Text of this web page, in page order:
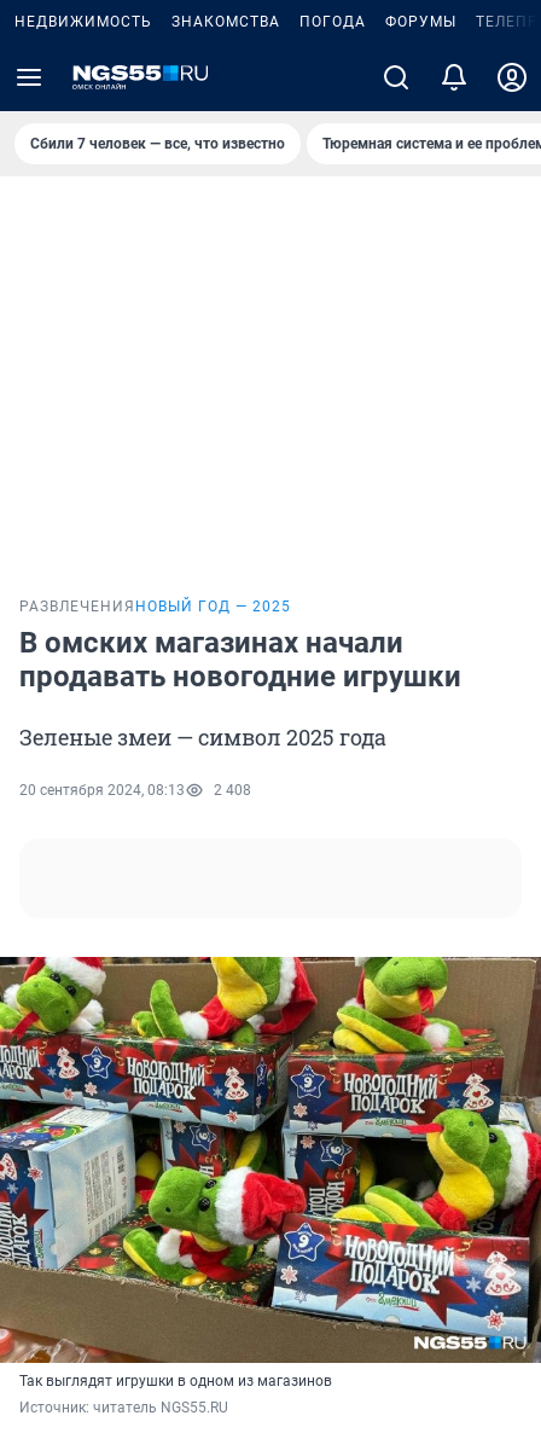
НЕДВИЖИМОСТЬ ЗНАКОМСТВА ПОГОДА ФОРУМЫ
Сбили 7 человек — все, что известно Тюремная система и ее
РАЗВЛЕЧЕНИЯ НОВЫЙ ГОД — 2025
В омских магазинах начали
продавать новогодние игрушки
Зеленые змеи — символ 2025 года
20 сентября 2024, 08:13 2 408
Так выглядят игрушки в одном из магазинов
Источник: читатель NGS55.RU